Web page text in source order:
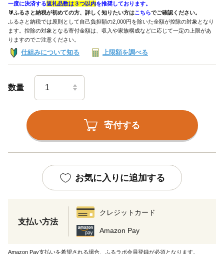
一度に決済する返礼品数は３つ以内を推奨しております。
🔰ふるさと納税が初めての方、詳しく知りたい方はこちらでご確認ください。
ふるさと納税では原則として自己負担額の2,000円を除いた全額が控除の対象となり
ます。控除の対象となる寄付金額は、収入や家族構成などに応じて一定の上限があ
りますのでご注意ください。
仕組みについて知る 上限額を調べる
数量
寄付する
お気に入りに追加する
支払い方法
クレジットカード
Amazon Pay
Amazon Pay支払いを希望される場合、ふるラボ会員登録が必須となります。